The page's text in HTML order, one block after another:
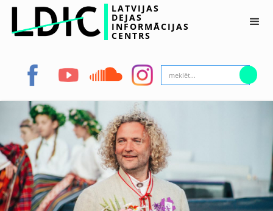
LATVIJAS
DEJAS
INFORMĀCIJAS
CENTRS